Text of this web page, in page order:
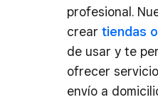
profesional.
crear tiendas
de usar y te
ofrecer
envío a